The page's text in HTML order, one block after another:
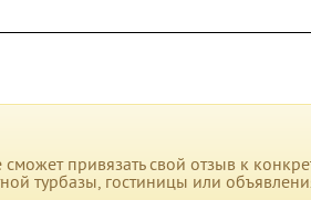
привязать свой отзыв к
турбазы, гостиницы или